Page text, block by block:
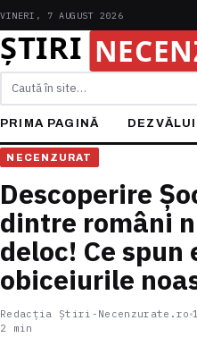
VINERI, 7 AUGUST 2026
Caută
PRIMA PAGINĂ
NECENZURAT
Descoperire
dintre români
deloc! Ce
obiceiurile
Redacția Știri-Necenzurate.ro
2 min